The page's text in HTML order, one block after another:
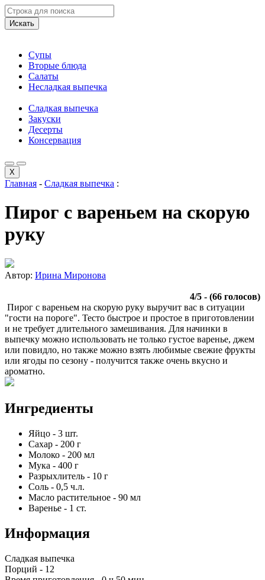
Искать
Супы
Вторые блюда
Салаты
Несладкая выпечка
Сладкая выпечка
Закуски
Десерты
Консервация
X
Главная - Сладкая выпечка :
Пирог с вареньем на скорую
руку
Автор: Ирина Миронова
4/5 - (66 голосов)
Пирог с вареньем на скорую руку выручит вас в ситуации
"гости на пороге". Тесто быстрое и простое в приготовлении
и не требует длительного замешивания. Для начинки в
выпечку можно использовать не только густое варенье, джем
или повидло, но также можно взять любимые свежие фрукты
или ягоды по сезону - получится также очень вкусно и
ароматно.
Ингредиенты
Яйцо - 3 шт.
Сахар - 200 г
Молоко - 200 мл
Мука - 400 г
Разрыхлитель - 10 г
Соль - 0,5 ч.л.
Масло растительное - 90 мл
Варенье - 1 ст.
Информация
Сладкая выпечка
Порций - 12